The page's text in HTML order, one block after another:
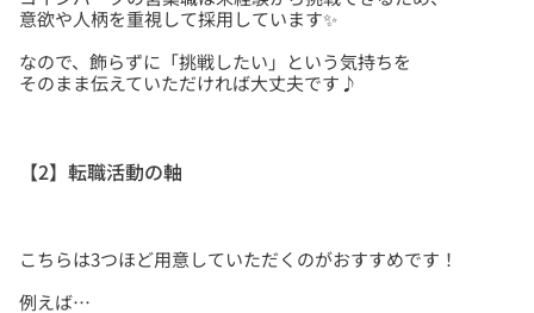
なので、飾らずに「挑戦したい」という気持ちを
【2】転職活動の軸